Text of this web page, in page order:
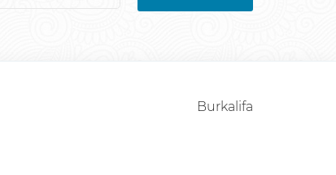
Burkalifa